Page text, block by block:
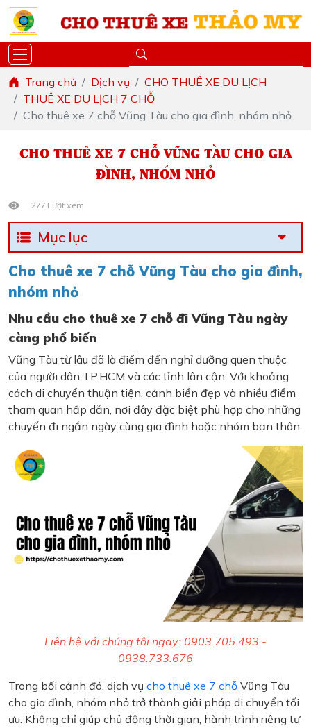
Trang chủ Dịch vụ
CHO THUÊ XE DU LỊCH
THUÊ XE DU LỊCH 7 CHỖ
Cho thuê xe 7 chỗ Vũng Tàu cho gia đình, nhóm nhỏ
CHO THUÊ XE 7 CHỖ VŨNG TÀU CHO GIA
ĐÌNH, NHÓM NHỎ
277 Lượt xem
Mục lục
Cho thuê xe 7 chỗ Vũng Tàu cho gia đình,
nhóm nhỏ
Nhu cầu cho thuê xe 7 chỗ đi Vũng Tàu ngày
càng phổ biến
Vũng Tàu từ lâu đã là điểm đến nghỉ dưỡng quen thuộc
của người dân TP.HCM và các tỉnh lân cận. Với khoảng
cách di chuyển thuận tiện, cảnh biển đẹp và nhiều điểm
tham quan hấp dẫn, nơi đây đặc biệt phù hợp cho những
chuyến đi ngắn ngày cùng gia đình hoặc nhóm bạn thân.
Liên hệ với chúng tôi ngay: 0903.705.493 -
0938.733.676
Trong bối cảnh đó, dịch vụ cho thuê xe 7 chỗ Vũng Tàu
cho gia đình, nhóm nhỏ trở thành giải pháp di chuyển tối
ưu. Không chỉ giúp chủ động thời gian, hành trình riêng tư